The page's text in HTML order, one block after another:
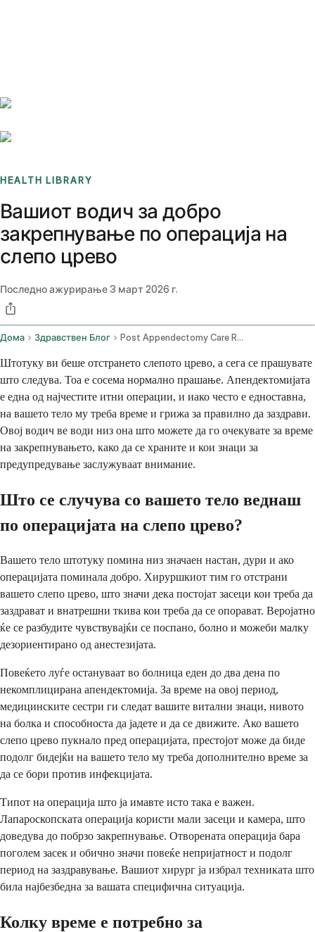
HEALTH LIBRARY
Вашиот водич за добро
закрепнување по операција на
слепо црево
Последно ажурирање3 март 2026 г.
Дома Здравствен Блог Post Appendectomy Care Recovery Diet And Complications
Штотуку ви беше отстрането слепото црево, а сега се прашувате
што следува. Тоа е сосема нормално прашање. Апендектомијата
е една од најчестите итни операции, и иако често е едноставна,
на вашето тело му треба време и грижа за правилно да заздрави.
Овој водич ве води низ она што можете да го очекувате за време
на закрепнувањето, како да се храните и кои знаци за
предупредување заслужуваат внимание.
Што се случува со вашето тело веднаш
по операцијата на слепо црево?
Вашето тело штотуку помина низ значаен настан, дури и ако
операцијата поминала добро. Хируршкиот тим го отстрани
вашето слепо црево, што значи дека постојат засеци кои треба да
заздрават и внатрешни ткива кои треба да се опорават. Веројатно
ќе се разбудите чувствувајќи се поспано, болно и можеби малку
дезориентирано од анестезијата.
Повеќето луѓе остануваат во болница еден до два дена по
некомплицирана апендектомија. За време на овој период,
медицинските сестри ги следат вашите витални знаци, нивото
на болка и способноста да јадете и да се движите. Ако вашето
слепо црево пукнало пред операцијата, престојот може да биде
подолг бидејќи на вашето тело му треба дополнително време за
да се бори против инфекцијата.
Типот на операција што ја имавте исто така е важен.
Лапароскопската операција користи мали засеци и камера, што
доведува до побрзо закрепнување. Отворената операција бара
поголем засек и обично значи повеќе непријатност и подолг
период на заздравување. Вашиот хирург ја избрал техниката што
била најбезбедна за вашата специфична ситуација.
Колку време е потребно за